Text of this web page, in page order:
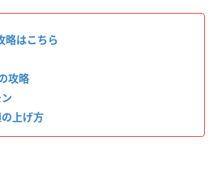
略はこちら
攻略
上げ方